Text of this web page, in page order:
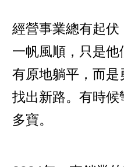
經營事業總有起
一帆風順，只是他
有原地躺平，而
找出新路。有時
多寶。